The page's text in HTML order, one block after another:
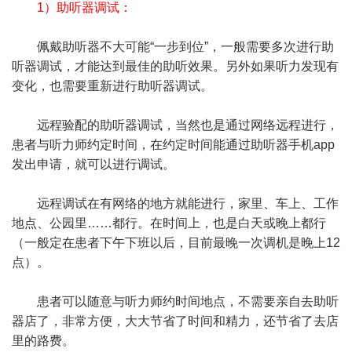
1）助听器调试：
佩戴助听器不大可能“一步到位”，一般需要多次进行助
听器调试，才能达到最佳的助听效果。另外如果听力发现有
变化，也需要重新进行助听器调试。
远程验配的助听器调试，当然也是通过网络远程进行，
患者与听力师约定时间，在约定时间能通过助听器手机app
发出申请，就可以进行调试。
远程调试在有网络的地方就能进行，家里、车上、工作
地点、公园里……都行。在时间上，也是白天或晚上都行
（一般定在患者下午下班以后，目前最晚一次调机是晚上12
点）。
患者可以随意与听力师约时间地点，不需要亲自去助听
器店了，非常方便，大大节省了时间和精力，还节省了去店
里的路费。